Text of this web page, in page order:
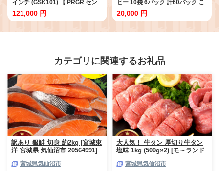
インチ (GSK101) 【 PRGR セン
ターシャフト ゴルフクラブ ゴル
フ パター ゴルフ用品 2023年モデ
】
121,000 円
ヒー 10袋 6パック 計60パック こ
ーひー コーヒー 珈琲 coffee ko-
hi- KO-HI- co-hi- CO-HI- COFFEE
ップバッグ 珈琲 使い切り ドリッ
ーヒー ドリップ珈琲 どりっぷ ド
リップパック ギフト 送料無料 神
奈川県 平塚市
20,000 円
カテゴリに関連するお礼品
訳あり 銀鮭 切身 約2kg [宮城東
洋 宮城県 気仙沼市 20564991]
不揃い さけ サケ 鮭切身 シャケ
宮城県気仙沼市
大人気！ 牛タン 厚切り牛タン
塩味 1kg (500g×2) [モ～ランド
牛肉 精肉 牛たん 牛タン塩 牛た
宮城県気仙沼市